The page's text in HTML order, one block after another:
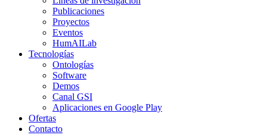
Publicaciones
Proyectos
Eventos
HumAILab
Tecnologías
Ontologías
Software
Demos
Canal GSI
Aplicaciones en Google Play
Ofertas
Contacto